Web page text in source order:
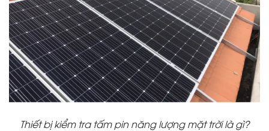
Thiết bị kiểm tra tấm pin năng lượng mặt trời là gì?